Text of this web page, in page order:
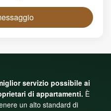
servizio possibile ai
di appartamenti. È
un alto standard di